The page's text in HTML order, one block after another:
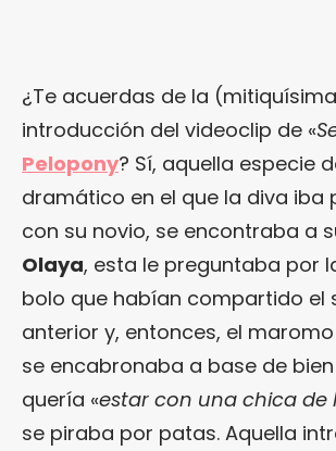
¿Te acuerdas de la
introducción del videoclip de «
Pelopony? Sí, aquella especie
dramático en el que la diva iba
con su novio, se encontraba a
Olaya, esta le preguntaba por
bolo que habían compartido el
anterior y, entonces, el
se encabronaba a base de
quería «estar con una chica de
se piraba por patas. Aquella